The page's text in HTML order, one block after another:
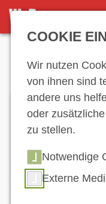
COOKIE
Wir nutzen
von ihnen sind
andere uns
oder
zu stellen.
Notwendige
Externe